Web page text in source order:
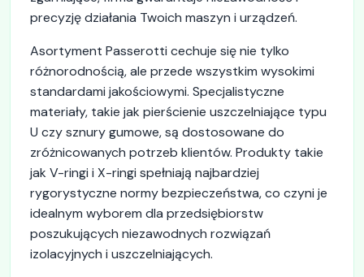
precyzję działania Twoich maszyn i urządzeń.
Asortyment Passerotti cechuje się nie tylko
różnorodnością, ale przede wszystkim wysokimi
standardami jakościowymi. Specjalistyczne
materiały, takie jak pierścienie uszczelniające typu
U czy sznury gumowe, są dostosowane do
zróżnicowanych potrzeb klientów. Produkty takie
jak V-ringi i X-ringi spełniają najbardziej
rygorystyczne normy bezpieczeństwa, co czyni je
idealnym wyborem dla przedsiębiorstw
poszukujących niezawodnych rozwiązań
izolacyjnych i uszczelniających.